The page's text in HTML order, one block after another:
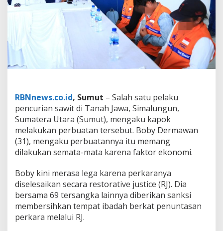
a
R
e
s
e
J
u
s
i
c
,
P
l
a
RBNnews.co.id, Sumut – Salah satu pelaku
pencurian sawit di Tanah Jawa, Simalungun,
Sumatera Utara (Sumut), mengaku kapok
melakukan perbuatan tersebut. Boby Dermawan
(31), mengaku perbuatannya itu memang
dilakukan semata-mata karena faktor ekonomi.
Boby kini merasa lega karena perkaranya
diselesaikan secara restorative justice (RJ). Dia
bersama 69 tersangka lainnya diberikan sanksi
membersihkan tempat ibadah berkat penuntasan
perkara melalui RJ.